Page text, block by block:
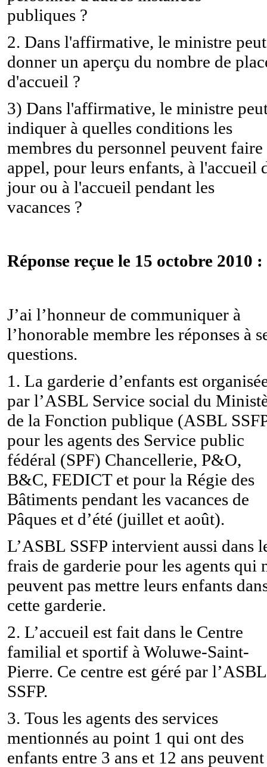
publiques ?
2. Dans l'affirmative, le ministre
donner un aperçu du nombre de
d'accueil ?
3) Dans l'affirmative, le ministre
indiquer à quelles conditions les
membres du personnel peuvent faire
appel, pour leurs enfants, à l'accueil
jour ou à l'accueil pendant les
vacances ?
Réponse reçue le 15 octobre 2010 :
J’ai l’honneur de communiquer à
l’honorable membre les réponses à
questions.
1. La garderie d’enfants est
par l’ASBL Service social du
de la Fonction publique (ASBL
pour les agents des Service public
fédéral (SPF) Chancellerie, P&O,
B&C, FEDICT et pour la Régie des
Bâtiments pendant les vacances de
Pâques et d’été (juillet et août).
L’ASBL SSFP intervient aussi dans
frais de garderie pour les agents qui
peuvent pas mettre leurs enfants
cette garderie.
2. L’accueil est fait dans le Centre
familial et sportif à Woluwe-Saint-
Pierre. Ce centre est géré par l’ASBL
SSFP.
3. Tous les agents des services
mentionnés au point 1 qui ont des
enfants entre 3 ans et 12 ans peuvent